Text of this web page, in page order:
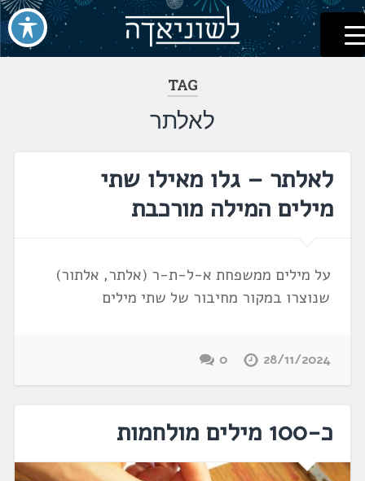
דלג
לתוכן
לשוניאדה
עברית. לשון. שפה
TAG
לאלתר
לאלתר – גלו מאילו שתי
מילים המילה מורכבת
על מילים ממשפחת א-ל-ת-ר (אלתר, אלתור)
שנוצרו במקור מחיבור של שתי מילים
28/11/2024
0
כ-100 מילים מולחמות